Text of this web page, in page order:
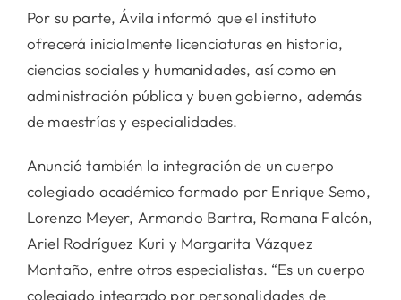
Por su parte, Ávila informó que el instituto
ofrecerá inicialmente licenciaturas en historia,
ciencias sociales y humanidades, así como en
administración pública y buen gobierno, además
de maestrías y especialidades.
Anunció también la integración de un cuerpo
colegiado académico formado por Enrique Semo,
Lorenzo Meyer, Armando Bartra, Romana Falcón,
Ariel Rodríguez Kuri y Margarita Vázquez
Montaño, entre otros especialistas. “Es un cuerpo
colegiado integrado por personalidades de